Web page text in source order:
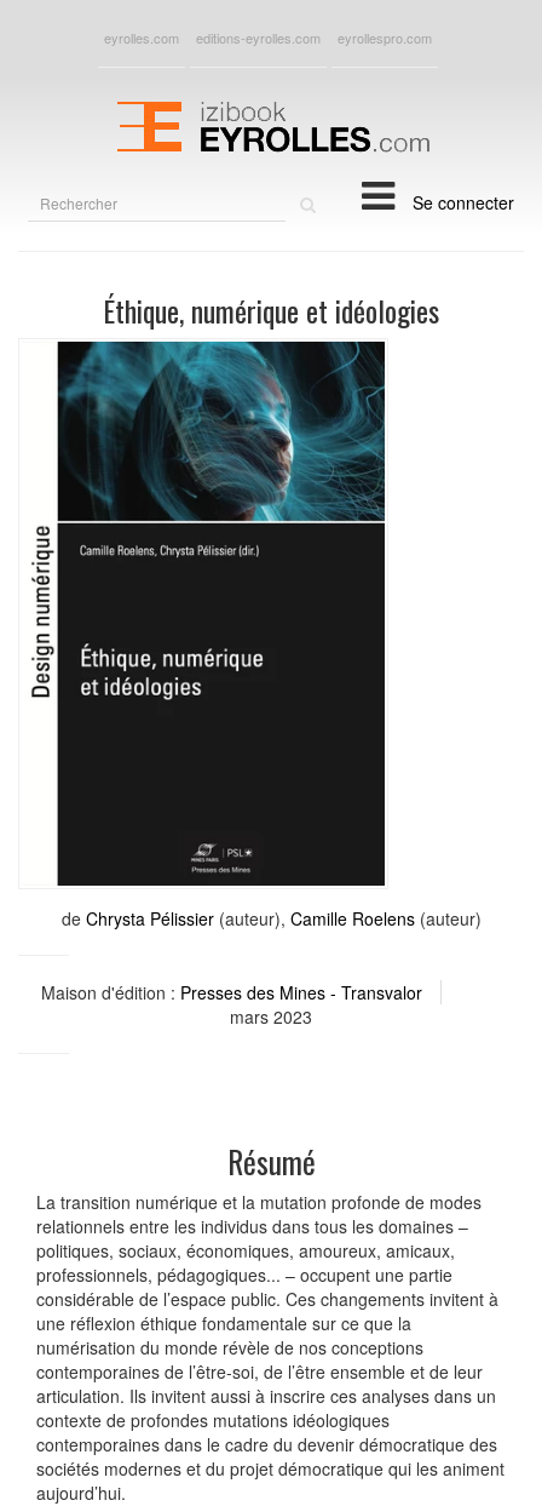
eyrolles.com editions-eyrolles.com eyrollespro.com
Se connecter
Éthique, numérique et idéologies
de Chrysta Pélissier(auteur), Camille Roelens(auteur)
Maison d'édition : Presses des Mines - Transvalor
mars 2023
Résumé
La transition numérique et la mutation profonde de modes
relationnels entre les individus dans tous les domaines –
politiques, sociaux, économiques, amoureux, amicaux,
professionnels, pédagogiques... – occupent une partie
considérable de l’espace public. Ces changements invitent à
une réflexion éthique fondamentale sur ce que la
numérisation du monde révèle de nos conceptions
contemporaines de l’être-soi, de l’être ensemble et de leur
articulation. Ils invitent aussi à inscrire ces analyses dans un
contexte de profondes mutations idéologiques
contemporaines dans le cadre du devenir démocratique des
sociétés modernes et du projet démocratique qui les animent
aujourd’hui.